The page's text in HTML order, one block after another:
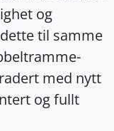
og
til samme
med nytt
og fullt